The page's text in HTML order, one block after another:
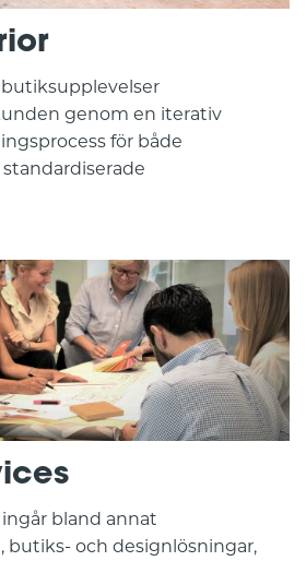
genom en iterativ
för både
bland annat
och designlösningar,